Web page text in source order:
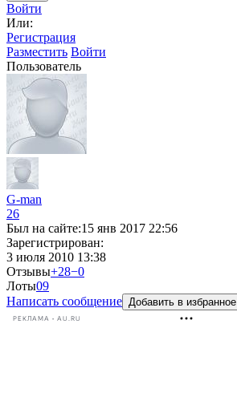
Войти
Или:
Регистрация
Разместить Войти
Пользователь
G-man
26
Был на сайте:15 янв 2017 22:56
Зарегистрирован:
3 июля 2010 13:38
Отзывы+28−0
Лоты09
Написать сообщение Добавить в избранное
РЕКЛАМА • AU.RU